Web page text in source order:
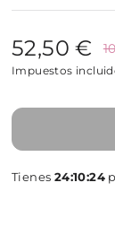
52,50 €
Impuestos
Tienes 24:10:23